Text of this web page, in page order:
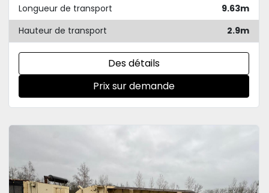
Longueur de transport
9.63m
Hauteur de transport
2.9m
Des détails
Prix sur demande